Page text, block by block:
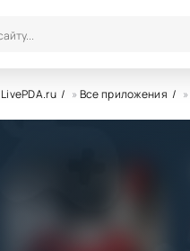
LivePDA.ru »Все приложения »